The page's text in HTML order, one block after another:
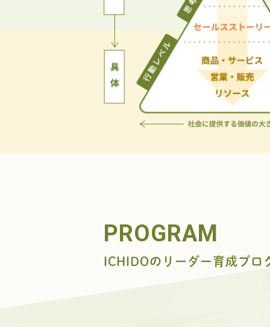
PROGRAM
ICHIDOのリーダー育成プロ